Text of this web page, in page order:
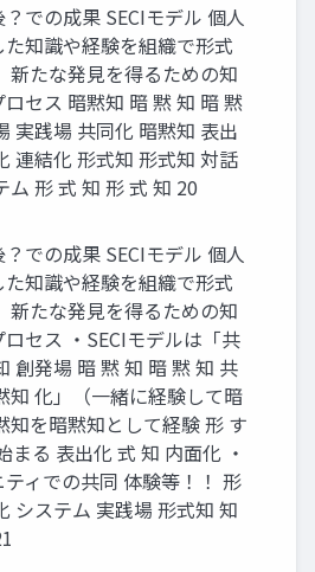
での成果 SECIモデル 個人
知識や経験を組織で形式
新たな発見を得るための知
セス 暗黙知 暗 黙 知 暗 黙
実践場 共同化 暗黙知 表出
連結化 形式知 形式知 対話
ム 形 式 知 形 式 知 20
での成果 SECIモデル 個人
知識や経験を組織で形式
新たな発見を得るための知
セス ・SECIモデルは「共
創発場 暗 黙 知 暗 黙 知 共
知 化」（一緒に経験して暗
知を暗黙知として経験 形 す
まる 表出化 式 知 内面化 ・
ティでの共同 体験等！！ 形
システム 実践場 形式知 知